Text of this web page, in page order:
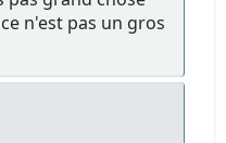
n'est pas un gros